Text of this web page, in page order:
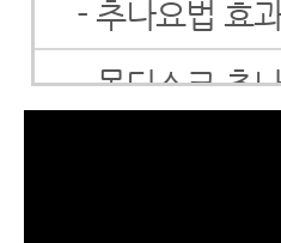
- 추나요법 효
- 목디스크 추